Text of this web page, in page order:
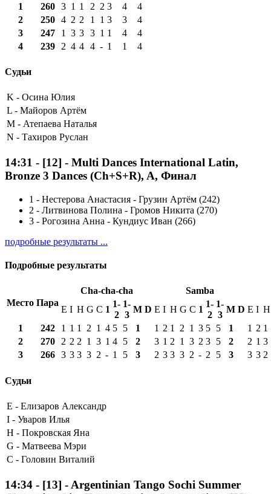
1
260 3 1 1 2 2 3 4
4
2
250 4 2 2 1 1 3 3
4
3
247 1 3 3 3 1 1 4
4
4
239 2 4 4 4 - 1 1 4
Судьи
K - Осина Юлия
L - Майоров Артём
M - Атепаева Наталья
N - Тахиров Руслан
14:31 - [12] - Multi Dances International Latin,
Bronze 3 Dances (Ch+S+R), A, Финал
1 - Нестерова Анастасия - Грузин Артём (242)
2 - Литвинова Полина - Громов Никита (270)
3 - Рогозина Анна - Кундиус Иван (266)
подробные результаты ...
Подробные результаты
Место Пара
Cha-cha-cha
Samba
E I H G C 1
1-
2
1-
3
М D E I H G C 1
1-
2
1-
3
М D E I H
1
242 1 1 1 2 1 4 5 5 1 1 2 1 2 1 3 5 5 1 1 2 1
2
270 2 2 2 1 3 1 4 5 2 3 1 2 1 3 2 3 5 2 2 1 3
3
266 3 3 3 3 2 - 1 5 3 2 3 3 3 2 - 2 5 3 3 3 2
Судьи
E - Елизаров Александр
I - Уваров Илья
H - Покровская Яна
G - Матвеева Мэри
C - Головин Виталий
14:34 - [13] - Argentinian Tango Sochi Summer